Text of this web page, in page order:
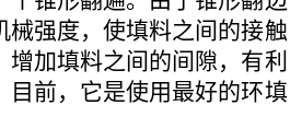
械强度，使填料之间的接触
增加填料之间的间隙，有利
目前，它是使用最好的环填